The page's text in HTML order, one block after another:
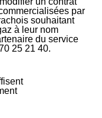
par
souhaitant
à leur nom
du service
25 21 40.